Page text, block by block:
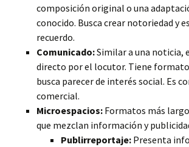
composición original o una
conocido. Busca crear notoriedad y
recuerdo.
Comunicado:Similar a una noticia,
directo por el locutor. Tiene
busca parecer de interés social. Es
comercial.
Microespacios: Formatos más
que mezclan información y
Publirreportaje: Presenta